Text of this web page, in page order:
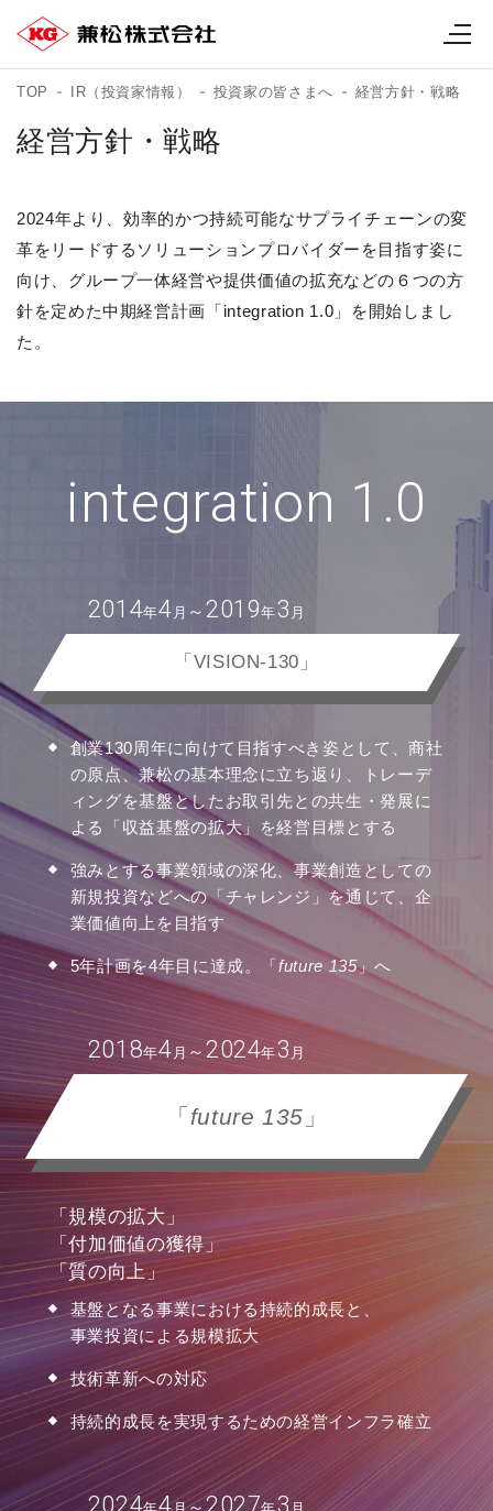
TOP IR（投資家情報） 投資家の皆さまへ 経営方針・戦略
経営方針・戦略
2024年より、効率的かつ持続可能なサプライチェーンの変
革をリードするソリューションプロバイダーを目指す姿に
向け、グループ一体経営や提供価値の拡充などの６つの方
針を定めた中期経営計画「integration 1.0」を開始しまし
た。
integration 1.0
2014年4 月 ～ 2019年3 月
「VISION-130」
創業130周年に向けて目指すべき姿として、商社
の原点、兼松の基本理念に立ち返り、トレーデ
ィングを基盤としたお取引先との共生・発展に
よる「収益基盤の拡大」を経営目標とする
強みとする事業領域の深化、事業創造としての
新規投資などへの「チャレンジ」を通じて、企
業価値向上を目指す
5年計画を4年目に達成。「future 135」へ
2018年4 月～ 2024年3 月
「 future 135 」
「規模の拡大」
「付加価値の獲得」
「質の向上」
基盤となる事業における持続的成⾧と、
事業投資による規模拡大
技術革新への対応
持続的成⾧を実現するための経営インフラ確立
2024 4 2027 3